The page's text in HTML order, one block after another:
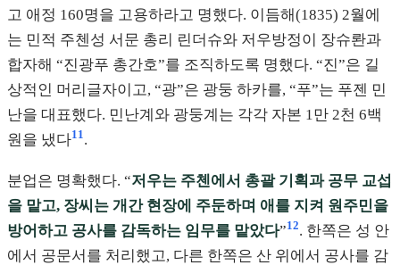
고 애정 160명을 고용하라고 명했다. 이듬해(1835) 2월에
는 민적 주첸성 서문 총리 린더슈와 저우방정이 장슈롼과
합자해 “진광푸 총간호”를 조직하도록 명했다. “진”은 길
상적인 머리글자이고, “광”은 광둥 하카를, “푸”는 푸젠 민
난을 대표했다. 민난계와 광둥계는 각각 자본 1만 2천 6백
원을 냈다11.
분업은 명확했다. “저우는 주첸에서 총괄 기획과 공무 교섭
을 맡고, 장씨는 개간 현장에 주둔하며 애를 지켜 원주민을
방어하고 공사를 감독하는 임무를 맡았다”12. 한쪽은 성 안
에서 공문서를 처리했고, 다른 한쪽은 산 위에서 공사를 감